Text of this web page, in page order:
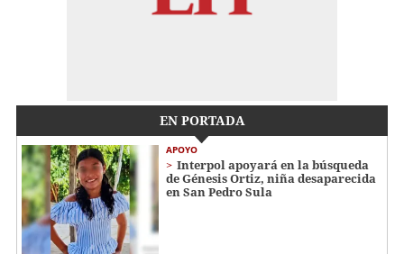
EN PORTADA
APOYO
Interpol apoyará en la búsqueda
de Génesis Ortiz, niña desaparecida
en San Pedro Sula